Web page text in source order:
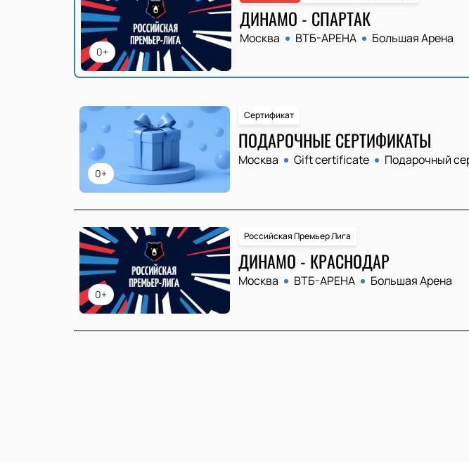
0+
ДИНАМО - СПАРТАК
Москва ВТБ-АРЕНА Большая Арена
0+
Сертификат
ПОДАРОЧНЫЕ СЕРТИФИКАТЫ
Москва Gift certificate Подарочный
0+
Российская Премьер Лига
ДИНАМО - КРАСНОДАР
Москва ВТБ-АРЕНА Большая Арена